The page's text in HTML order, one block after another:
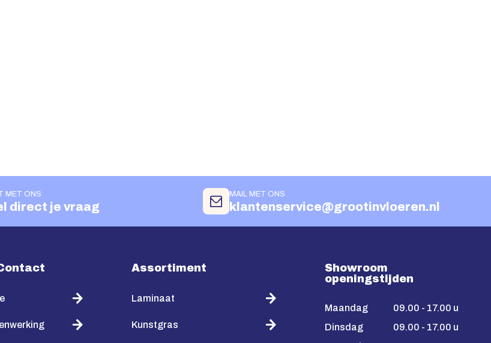
MET ONS
direct je vraag
MAIL MET ONS
klantenservice@grootinvloeren.nl
Assortiment
Laminaat
Kunstgras
Showroom
openingstijden
Maandag
09.00 - 17.00 u
Dinsdag
09.00 - 17.00 u